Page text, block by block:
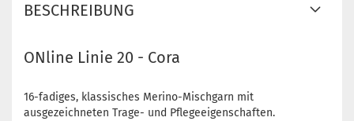
BESCHREIBUNG
ONline Linie 20 - Cora
16-fadiges, klassisches Merino-Mischgarn mit
ausgezeichneten Trage- und Pflegeeigenschaften.